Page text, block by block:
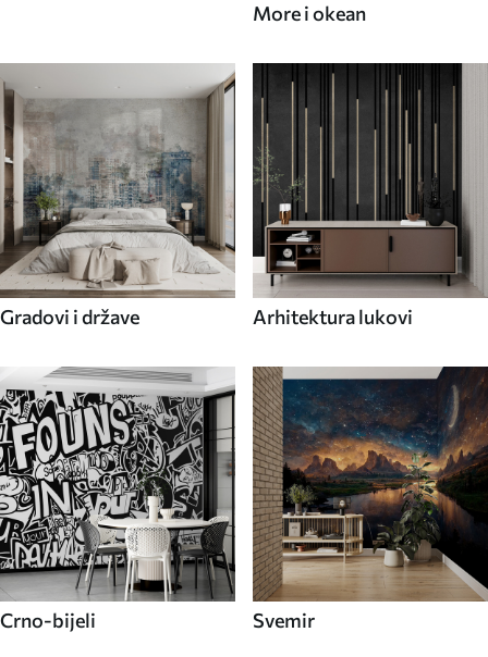
More i okean
Gradovi i države Arhitektura lukovi
Crno-bijeli Svemir